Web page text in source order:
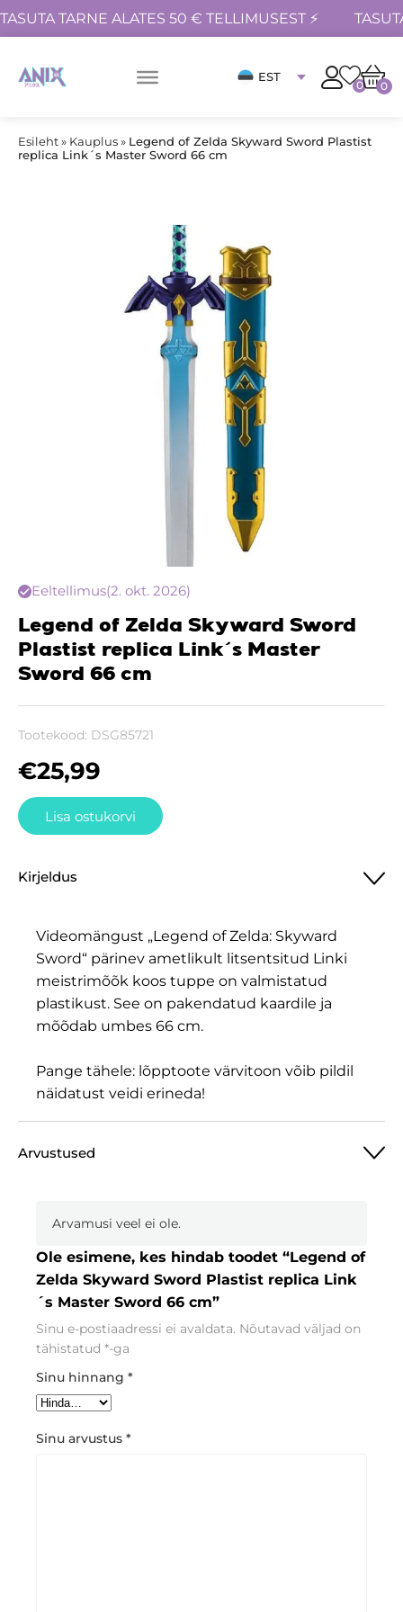
TASUTA TARNE ALATES 50 € TELLIMUSEST ⚡
EST
0 0
Esileht» Kauplus» Legend of Zelda Skyward Sword Plastist
replica Link´s Master Sword 66 cm
Eeltellimus(2. okt. 2026)
Legend of Zelda Skyward Sword
Plastist replica Link´s Master
Sword 66 cm
Tootekood: DSG85721
€25,99
Lisa ostukorvi
Kirjeldus
Videomängust „Legend of Zelda: Skyward
Sword“ pärinev ametlikult litsentsitud Linki
meistrimõõk koos tuppe on valmistatud
plastikust. See on pakendatud kaardile ja
mõõdab umbes 66 cm.
Pange tähele: lõpptoote värvitoon võib pildil
näidatust veidi erineda!
Arvustused
Arvamusi veel ei ole.
Ole esimene, kes hindab toodet “Legend of
Zelda Skyward Sword Plastist replica Link
´s Master Sword 66 cm”
Sinu e-postiaadressi ei avaldata. Nõutavad väljad on
tähistatud *-ga
Sinu hinnang *
Sinu arvustus *